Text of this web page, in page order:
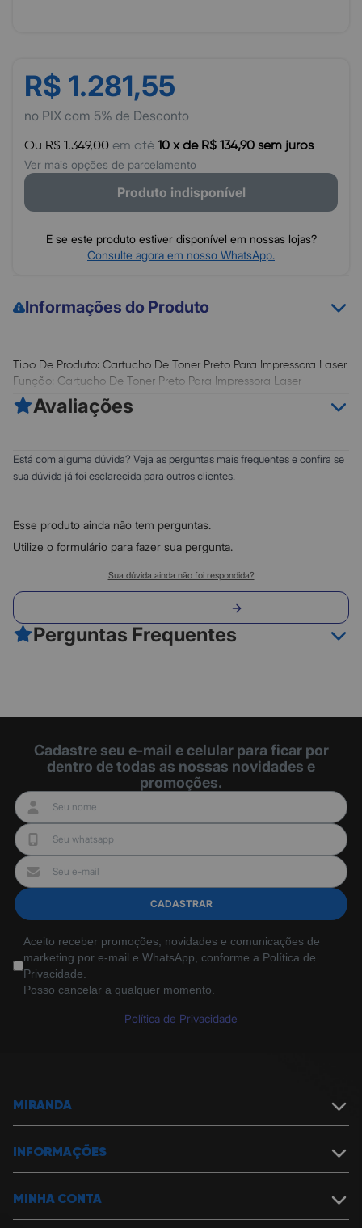
R$ 1.281,55
no PIX com 5% de Desconto
Ou R$ 1.349,00 em até 10 x de R$ 134,90 sem juros
Ver mais opções de parcelamento
Produto indisponível
E se este produto estiver disponível em nossas lojas?
Consulte agora em nosso WhatsApp.
Informações do Produto
Tipo De Produto: Cartucho De Toner Preto Para Impressora Laser
Função: Cartucho De Toner Preto Para Impressora Laser
Tecnologia De Impressão/funcionamento: Laser
Tamanho Máximo De Impressão: Campo Não Preenchido
Não Preenchido
Cartucho De Toner Preto Com *Rendimento Aproximado De
Avaliações
5
4
1
0
Está com alguma dúvida? Veja as perguntas mais frequentes e confira se
sua dúvida já foi esclarecida para outros clientes.
Esse produto ainda não tem perguntas.
Utilize o formulário para fazer sua pergunta.
Sua dúvida ainda não foi respondida?
Perguntas Frequentes
Cadastre seu e-mail e celular para ficar por
dentro de todas as nossas novidades e
promoções.
CADASTRAR
Aceito receber promoções, novidades e comunicações de
marketing por e-mail e WhatsApp, conforme a Política de
Privacidade.
Posso cancelar a qualquer momento.
Política de Privacidade
MIRANDA
Política de Segurança
Nossas Lojas
Assistência Técnica
Trabalhe na Miranda
INFORMAÇÕES
Política de Entrega
Formas de pagamento e descontos
Política de Cancelamentos, Devoluções e Reembolsos
MINHA CONTA